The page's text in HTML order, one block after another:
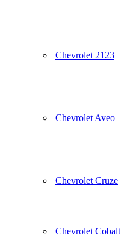
Chevrolet 2123
Chevrolet Aveo
Chevrolet Cruze
Chevrolet Cobalt